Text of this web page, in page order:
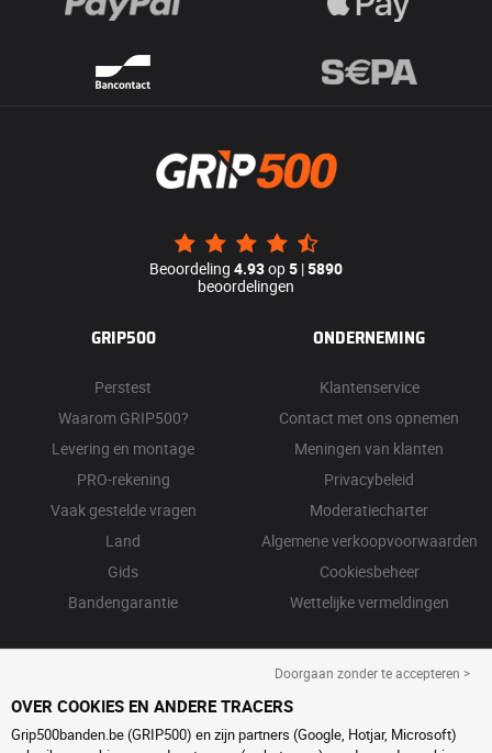
Beoordeling 4.93op5 |5890
beoordelingen
GRIP500
Perstest
Waarom GRIP500?
Levering en montage
PRO-rekening
Vaak gestelde vragen
Land
Gids
Bandengarantie
ONDERNEMING
Klantenservice
Contact met ons opnemen
Meningen van klanten
Privacybeleid
Moderatiecharter
Algemene verkoopvoorwaarden
Cookiesbeheer
Wettelijke vermeldingen
Doorgaan zonder te accepteren >
OVER COOKIES EN ANDERE TRACERS
Grip500banden.be (GRIP500) en zijn partners (Google, Hotjar, Microsoft)